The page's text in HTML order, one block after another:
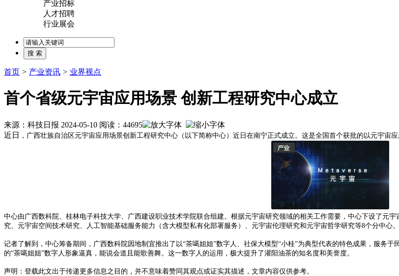
产业招标
人才招聘
行业展会
首页 > 产业资讯 > 业界视点
首个省级元宇宙应用场景 创新工程研究中心成立
来源：科技日报 2024-05-10 阅读：44695
近日
，广西壮族自治区元宇宙应用场景创新工程研究中心（以下简称中心）近日在南宁正式成立。这是全国首个获批的以元宇宙
中心由广西数科院、桂林电子科技大学、广西建设职业技术学院联合组建。根据元宇宙研究领域的相关工作需要，中心下设了元
究、元宇宙空间技术研究、人工智能基础服务能力（含大模型私有化部署服务）、元宇宙伦理研究和元宇宙哲学研究等8个分中心。
记者了解到，中心筹备期间，广西数科院因地制宜推出了以“茶噶姐姐”数字人、社保大模型“小桂”为典型代表的特色成果，服务
的“茶噶姐姐”数字人形象逼真，能说会道且能歌善舞。这一数字人的运用，极大提升了灌阳油茶的知名度和美誉度。
声明：登载此文出于传递更多信息之目的，并不意味着赞同其观点或证实其描述，文章内容仅供参考。